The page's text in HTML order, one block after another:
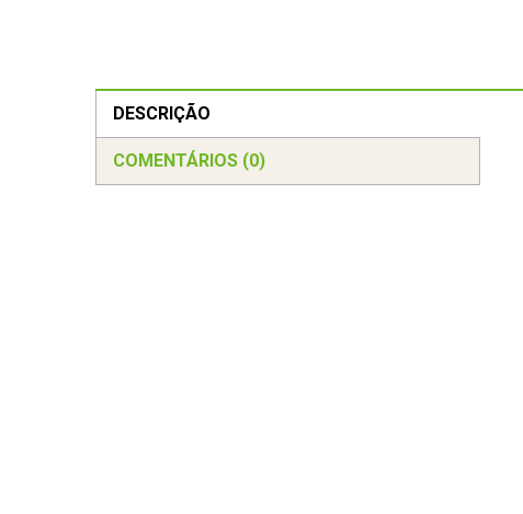
DESCRIÇÃO
COMENTÁRIOS (0)